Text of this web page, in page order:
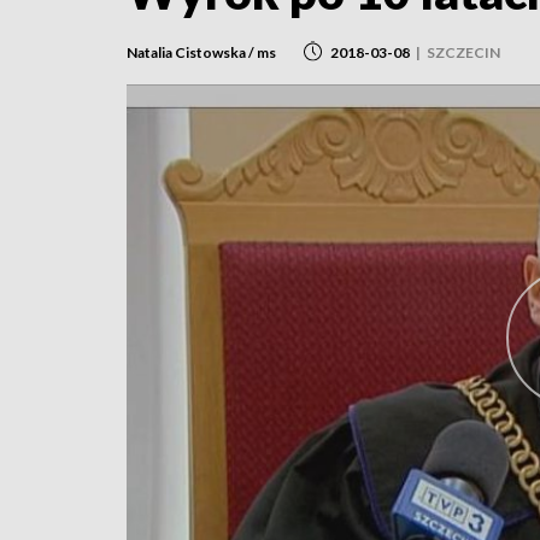
Natalia Cistowska / ms 2018-03-08 | SZCZECIN